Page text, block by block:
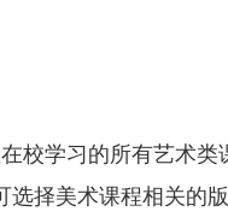
学习的所有艺术类
择美术课程相关的